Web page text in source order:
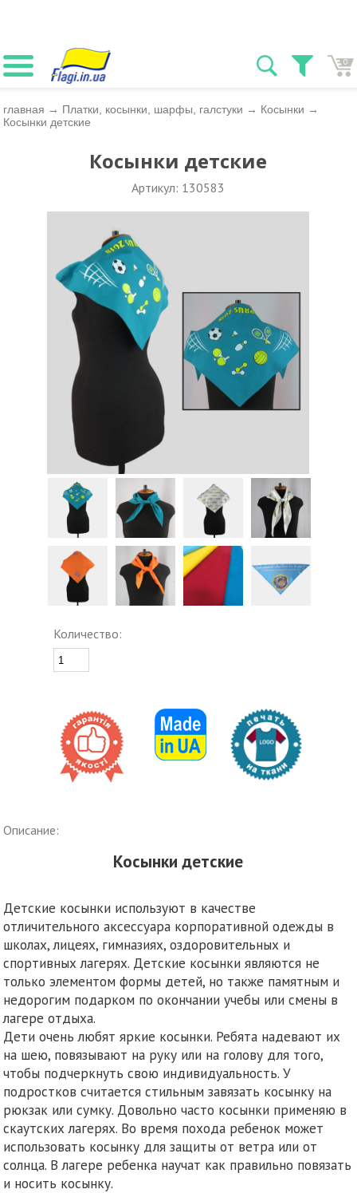
0
главная → Платки, косынки, шарфы, галстуки → Косынки →
Косынки детские
Косынки детские
Артикул: 130583
Количество:
Описание:
Косынки детские
Детские косынки используют в качестве
отличительного аксессуара корпоративной одежды в
школах, лицеях, гимназиях, оздоровительных и
спортивных лагерях. Детские косынки являются не
только элементом формы детей, но также памятным и
недорогим подарком по окончании учебы или смены в
лагере отдыха.
Дети очень любят яркие косынки. Ребята надевают их
на шею, повязывают на руку или на голову для того,
чтобы подчеркнуть свою индивидуальность. У
подростков считается стильным завязать косынку на
рюкзак или сумку. Довольно часто косынки применяю в
скаутских лагерях. Во время похода ребенок может
использовать косынку для защиты от ветра или от
солнца. В лагере ребенка научат как правильно повязать
и носить косынку.